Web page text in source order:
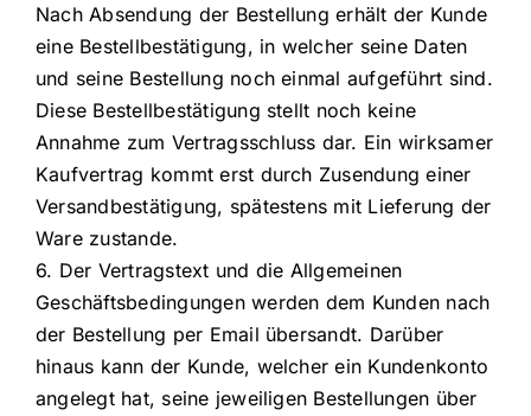
Nach Absendung der Bestellung erhält der Kunde
eine Bestellbestätigung, in welcher seine Daten
und seine Bestellung noch einmal aufgeführt sind.
Diese Bestellbestätigung stellt noch keine
Annahme zum Vertragsschluss dar. Ein wirksamer
Kaufvertrag kommt erst durch Zusendung einer
Versandbestätigung, spätestens mit Lieferung der
Ware zustande.
6. Der Vertragstext und die Allgemeinen
Geschäftsbedingungen werden dem Kunden nach
der Bestellung per Email übersandt. Darüber
hinaus kann der Kunde, welcher ein Kundenkonto
angelegt hat, seine jeweiligen Bestellungen über